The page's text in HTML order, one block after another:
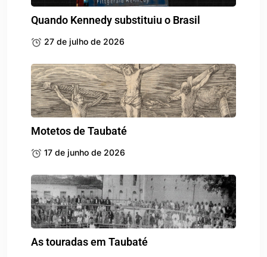
Quando Kennedy substituiu o Brasil
27 de julho de 2026
Motetos de Taubaté
17 de junho de 2026
As touradas em Taubaté